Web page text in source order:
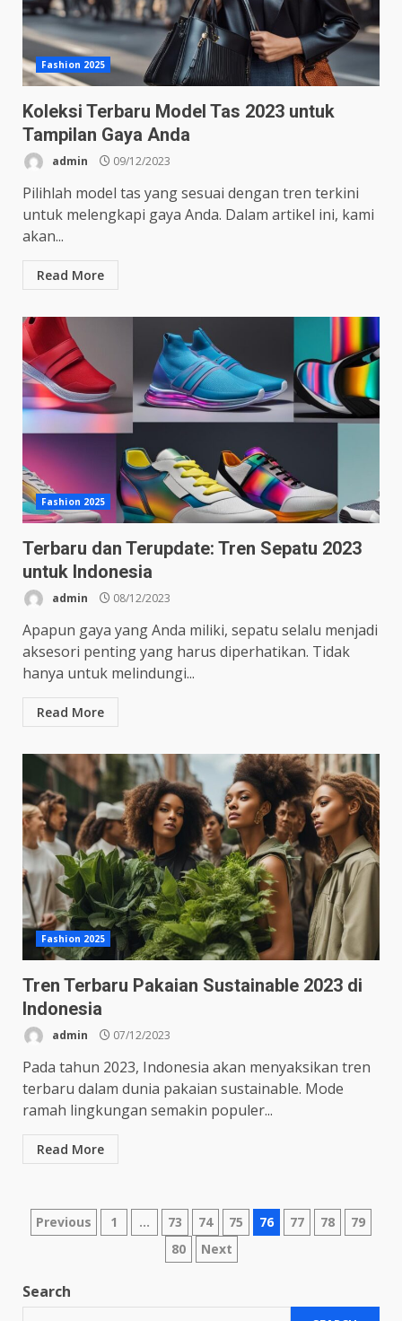
Fashion 2025
Koleksi Terbaru Model Tas 2023 untuk
Tampilan Gaya Anda
admin 09/12/2023
Pilihlah model tas yang sesuai dengan tren terkini
untuk melengkapi gaya Anda. Dalam artikel ini, kami
akan...
Read More
Fashion 2025
Terbaru dan Terupdate: Tren Sepatu 2023
untuk Indonesia
admin 08/12/2023
Apapun gaya yang Anda miliki, sepatu selalu menjadi
aksesori penting yang harus diperhatikan. Tidak
hanya untuk melindungi...
Read More
Fashion 2025
Tren Terbaru Pakaian Sustainable 2023 di
Indonesia
admin 07/12/2023
Pada tahun 2023, Indonesia akan menyaksikan tren
terbaru dalam dunia pakaian sustainable. Mode
ramah lingkungan semakin populer...
Read More
Posts
Previous 1 … 73 74 75 76 77 78
79
80
Next
Search